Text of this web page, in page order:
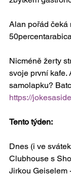
Alan pořád čeká
Nicméně žerty
svoje první kafe.
samolapku?
https://
Tento týden:
Dnes (i ve
Clubhouse s
Jirkou Geiselem